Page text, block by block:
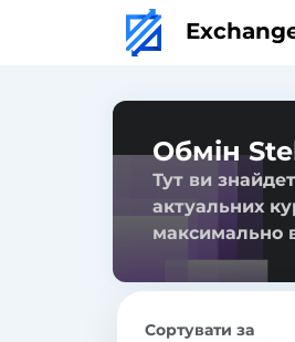
Обмін
Тут ви
актуальних
максимально
Сортувати за